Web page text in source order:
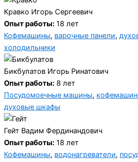
Кравко Игорь Сергеевич
Опыт работы: 18 лет
Кофемашины, варочные панели,
холодильники
Бикбулатов Игорь Ринатович
Опыт работы: 8 лет
Посудомоечные машины,
духовые шкафы
Гейт Вадим Фердинандович
Опыт работы: 18 лет
Кофемашины, водонагреватели,